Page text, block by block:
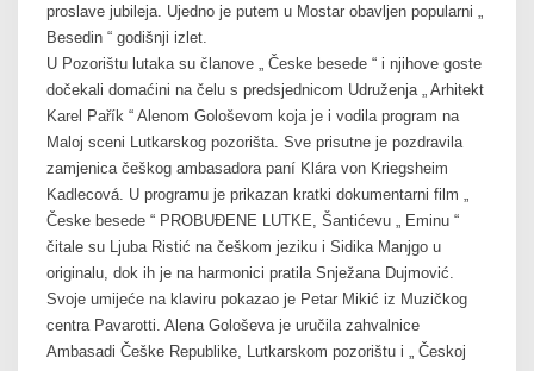
proslave jubileja. Ujedno je putem u Mostar obavljen popularni „
Besedin “ godišnji izlet.
U Pozorištu lutaka su članove „ Česke besede “ i njihove goste
dočekali domaćini na čelu s predsjednicom Udruženja „ Arhitekt
Karel Pařík “ Alenom Gološevom koja je i vodila program na
Maloj sceni Lutkarskog pozorišta. Sve prisutne je pozdravila
zamjenica češkog ambasadora paní Klára von Kriegsheim
Kadlecová. U programu je prikazan kratki dokumentarni film „
Česke besede “ PROBUĐENE LUTKE, Šantićevu „ Eminu “
čitale su Ljuba Ristić na češkom jeziku i Sidika Manjgo u
originalu, dok ih je na harmonici pratila Snježana Dujmović.
Svoje umijeće na klaviru pokazao je Petar Mikić iz Muzičkog
centra Pavarotti. Alena Gološeva je uručila zahvalnice
Ambasadi Češke Republike, Lutkarskom pozorištu i „ Českoj